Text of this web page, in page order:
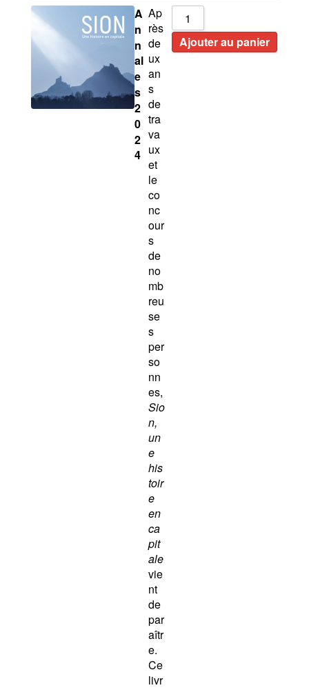
A
n
n
al
e
s
2
0
2
4
Ap
rès
de
ux
an
s
de
tra
va
ux
et
le
co
nc
our
s
de
no
mb
reu
se
s
per
so
nn
es,
Sio
n,
un
e
his
toir
e
en
ca
pit
ale
vie
nt
de
par
aîtr
e.
Ce
livr
Ajouter au panier